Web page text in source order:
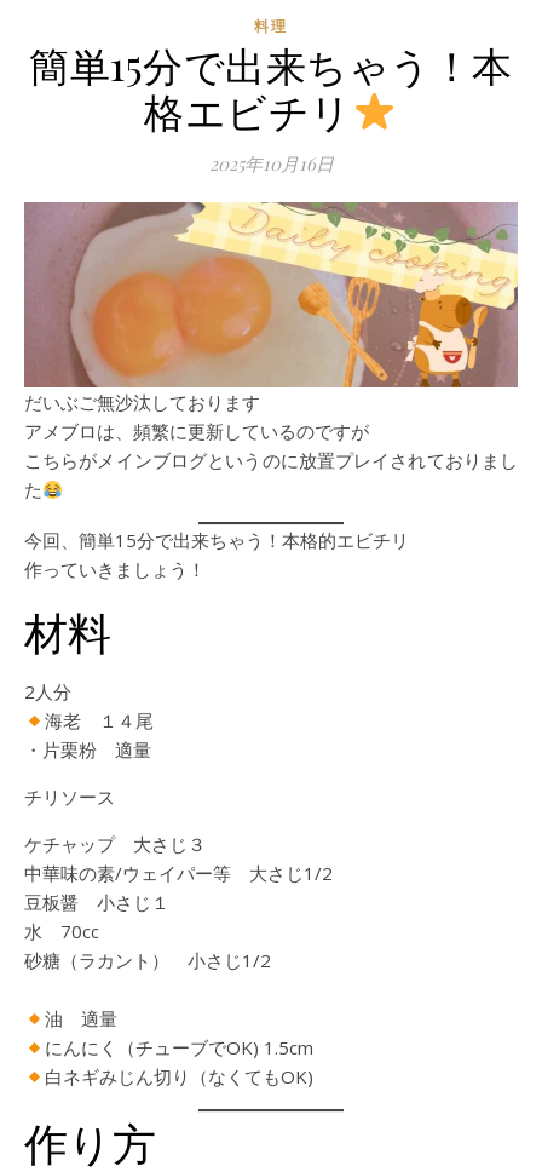
料理
簡単15分で出来ちゃう！本
格エビチリ
2025年10月16日
だいぶご無沙汰しております
アメブロは、頻繁に更新しているのですが
こちらがメインブログというのに放置プレイされておりまし
た
今回、簡単15分で出来ちゃう！本格的エビチリ
作っていきましょう！
材料
2人分
海老 １４尾
・片栗粉 適量
チリソース
ケチャップ 大さじ３
中華味の素/ウェイパー等 大さじ1/2
豆板醤 小さじ１
水 70cc
砂糖（ラカント） 小さじ1/2
油 適量
にんにく（チューブでOK) 1.5cm
白ネギみじん切り（なくてもOK)
作り方